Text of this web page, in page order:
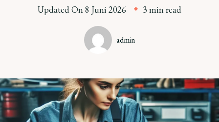
Updated On8 Juni 2026 3 min read
admin